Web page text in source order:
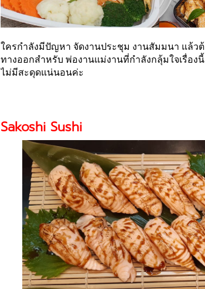
ใครกำลังมีปัญหา จัดงานประชุม งานสัมมนา แล้ว
ทางออกสำหรับ พ่องานแม่งานที่กำลังกลุ้มใจเรื่อ
ไม่มีสะดุดแน่นอนค่ะ
Sakoshi Sushi